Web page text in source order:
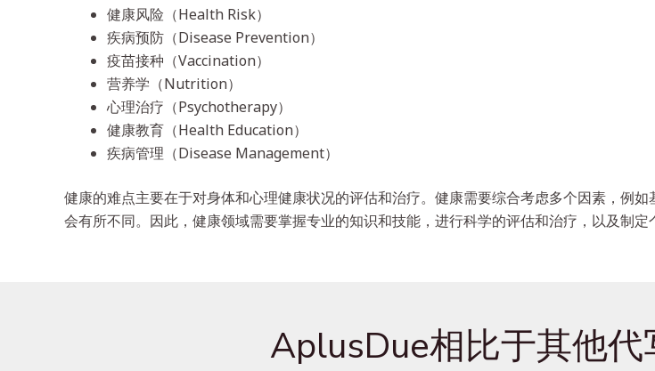
健康风险（Health Risk）
疾病预防（Disease Prevention）
疫苗接种（Vaccination）
营养学（Nutrition）
心理治疗（Psychotherapy）
健康教育（Health Education）
疾病管理（Disease Management）
健康的难点主要在于对身体和心理健康状况的评估和治疗。健康需要综合考虑多个因素，例
会有所不同。因此，健康领域需要掌握专业的知识和技能，进行科学的评估和治疗，以及制定
AplusDue相比于其他